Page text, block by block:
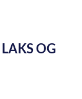
OG